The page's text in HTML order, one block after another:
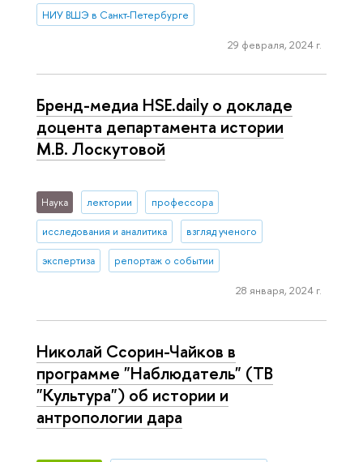
НИУ ВШЭ в Санкт-Петербурге
29 февраля, 2024 г.
Бренд-медиа HSE.daily о докладе
доцента департамента истории
М.В. Лоскутовой
Наука лектории профессора
исследования и аналитика взгляд ученого
экспертиза репортаж о событии
28 января, 2024 г.
Николай Ссорин-Чайков в
программе "Наблюдатель" (ТВ
"Культура") об истории и
антропологии дара